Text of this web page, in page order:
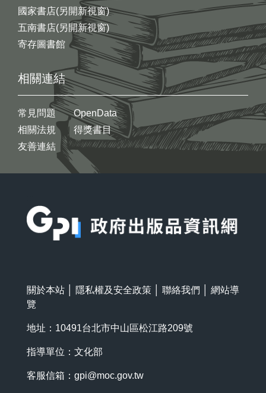
國家書店(另開新視窗)
五南書店(另開新視窗)
寄存圖書館
相關連結
常見問題
相關法規
友善連結
OpenData
得獎書目
關於本站 隱私權及安全政策 聯絡我們
網站導
覽
地址：10491台北市中山區松江路209號
指導單位：文化部
客服信箱： gpi@moc.gov.tw